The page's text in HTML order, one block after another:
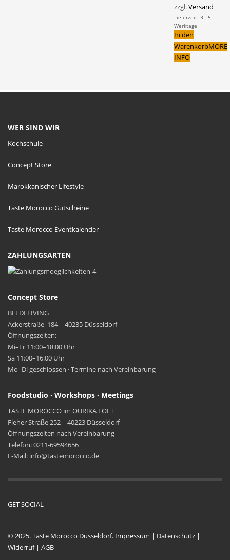
zzgl.Versand
Lieferzeit: 3 - 5
Werktage
In den
WarenkorbMORE
INFO
WER SIND WIR
Kochschule
Concept Store
Marokkanischer Lifestyle
Taste Morocco Gutscheine
Taste Morocco Eventkalender
ZAHLUNGSARTEN
Concept Store
BELDI LIVING
Ackerstraße 184 – 40235 Düsseldorf
Öffnungszeiten:
Mi–Fr 11:00–18:00 Uhr
Sa 11:00–16:00 Uhr
Mo–Di geschlossen · Termine nach Vereinbarung
Foodstudio · Workshops · Meetings
TASTE MOROCCO im OURIKA LOFT
Fleher Straße 252 – 40223 Düsseldorf
Öffnungszeiten nach Vereinbarung
Telefon: 0211-69594656
E-Mail: info@tastemorocco.de
GET SOCIAL
© 2025. Taste Morocco Düsseldorf. Impressum | Datenschutz |
Widerruf| AGB